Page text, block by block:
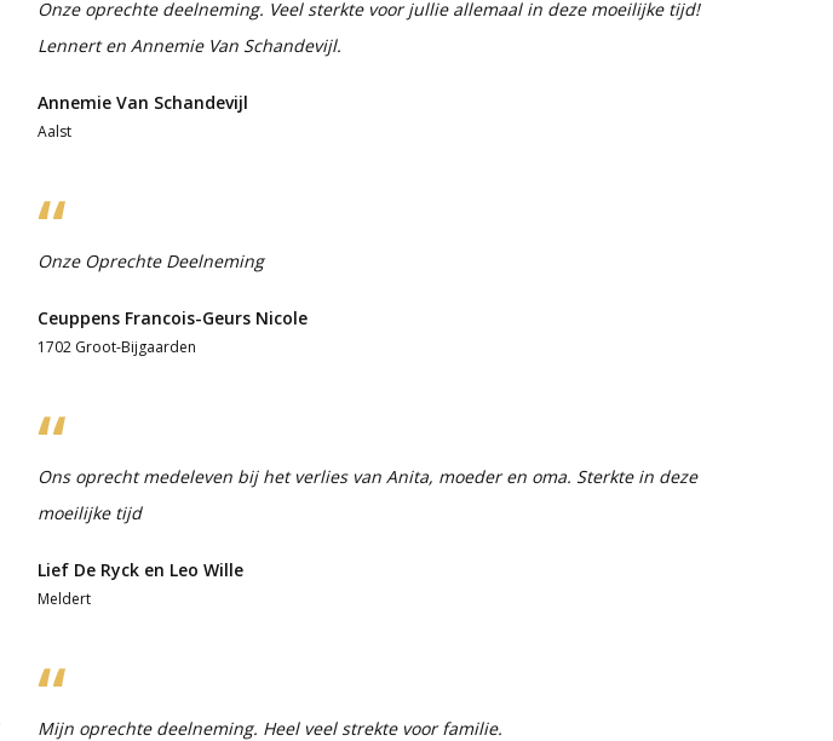
Onze oprechte deelneming. Veel sterkte voor jullie allemaal in deze moeilijke tijd!
Lennert en Annemie Van Schandevijl.
Annemie Van Schandevijl
Aalst
Onze Oprechte Deelneming
Ceuppens Francois-Geurs Nicole
1702 Groot-Bijgaarden
Ons oprecht medeleven bij het verlies van Anita, moeder en oma. Sterkte in deze
moeilijke tijd
Lief De Ryck en Leo Wille
Meldert
Mijn oprechte deelneming. Heel veel strekte voor familie.